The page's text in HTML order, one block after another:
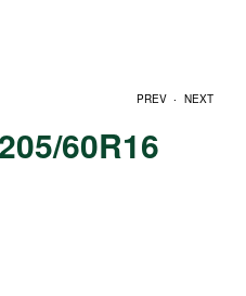
PREV . NEXT
60R16